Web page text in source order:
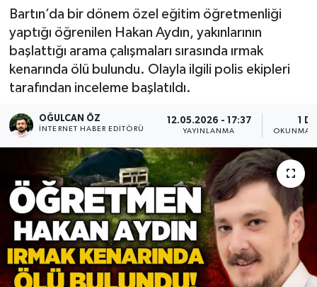
Bartın’da bir dönem özel eğitim öğretmenliği
yaptığı öğrenilen Hakan Aydın, yakınlarının
başlattığı arama çalışmaları sırasında ırmak
kenarında ölü bulundu. Olayla ilgili polis ekipleri
tarafından inceleme başlatıldı.
OĞULCAN ÖZ
İNTERNET HABER EDITÖRÜ
12.05.2026 - 17:37
YAYINLANMA
1 DK
OKUNMA
Bartın
Karabük
ÇEVRE
BİLİM VE TEKNOLOJİ
DUNYA
Düzce
Haber Arşivi